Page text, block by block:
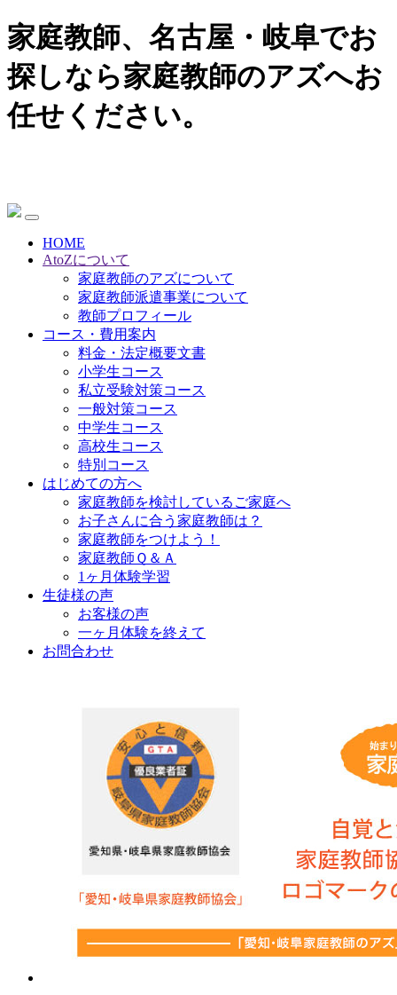
家庭教師、名古屋・岐阜でお
探しなら家庭教師のアズへお
任せください。
HOME
AtoZについて
家庭教師のアズについて
家庭教師派遣事業について
教師プロフィール
コース・費用案内
料金・法定概要文書
小学生コース
私立受験対策コース
一般対策コース
中学生コース
高校生コース
特別コース
はじめての方へ
家庭教師を検討しているご家庭へ
お子さんに合う家庭教師は？
家庭教師をつけよう！
家庭教師Ｑ＆Ａ
1ヶ月体験学習
生徒様の声
お客様の声
一ヶ月体験を終えて
お問合わせ